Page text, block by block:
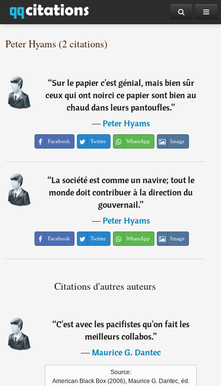
Peter Hyams (2 citations)
“Sur le papier c'est génial, mais bien sûr
ceux qui ont noirci ce papier sont bien au
chaud dans leurs pantoufles.”
―Peter Hyams
Facebook Twitter WhatsApp Image
“La société est comme un navire; tout le
monde doit contribuer à la direction du
gouvernail.”
―Peter Hyams
Facebook Twitter WhatsApp Image
Citations d'autres auteurs
“C'est avec les pacifistes qu'on fait les
meilleurs collabos.”
―Maurice G. Dantec
Source:
American Black Box (2006), Maurice G. Dantec, éd.